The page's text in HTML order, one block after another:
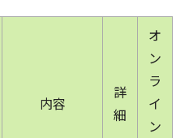
内容
詳
細
オ
ン
ラ
イ
ン